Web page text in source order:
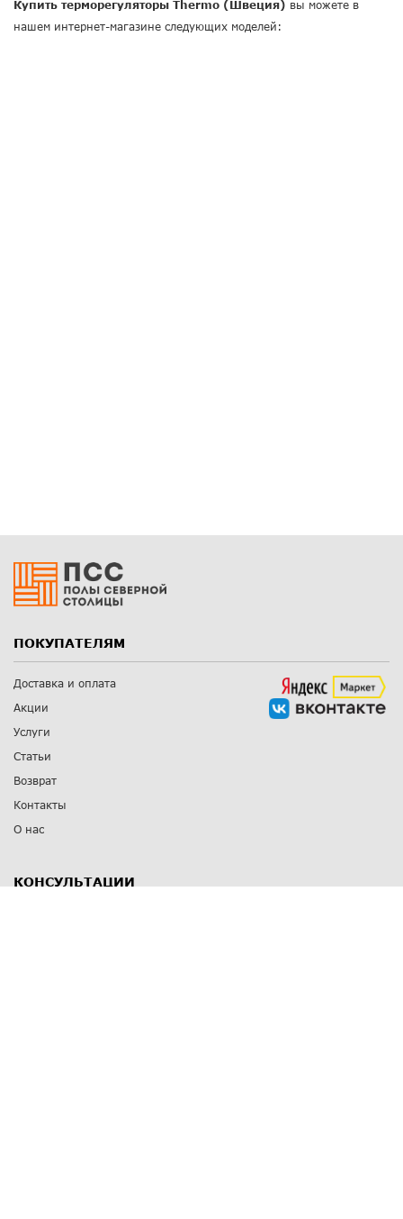
Купить терморегуляторы Thermo (Швеция) вы можете в
нашем интернет-магазине следующих моделей:
ПОКУПАТЕЛЯМ
Доставка и оплата
Акции
Услуги
Статьи
Возврат
Контакты
О нас
КОНСУЛЬТАЦИИ